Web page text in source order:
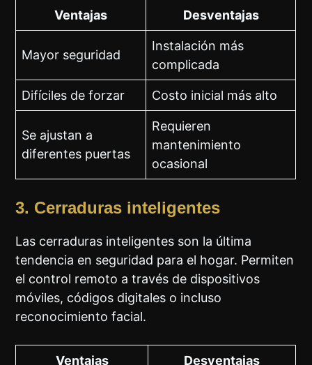
Ventajas Desventajas
Mayor seguridad
Instalación más
complicada
Difíciles de forzar Costo inicial más alto
Se ajustan a
diferentes puertas
Requieren
mantenimiento
ocasional
3. Cerraduras inteligentes
Las cerraduras inteligentes son la última
tendencia en seguridad para el hogar. Permiten
el control remoto a través de dispositivos
móviles, códigos digitales o incluso
reconocimiento facial.
Ventajas Desventajas